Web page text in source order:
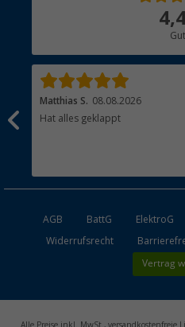
Gut
Matthias S. 08.08.2026
Hat alles geklappt
AGB BattG ElektroG
Widerrufsrecht
Vertrag
Alle Preise inkl. MwSt., versandkostenfreie